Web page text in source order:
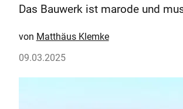
Das Bauwerk ist marode und
Matthäus Klemke
09.03.2025